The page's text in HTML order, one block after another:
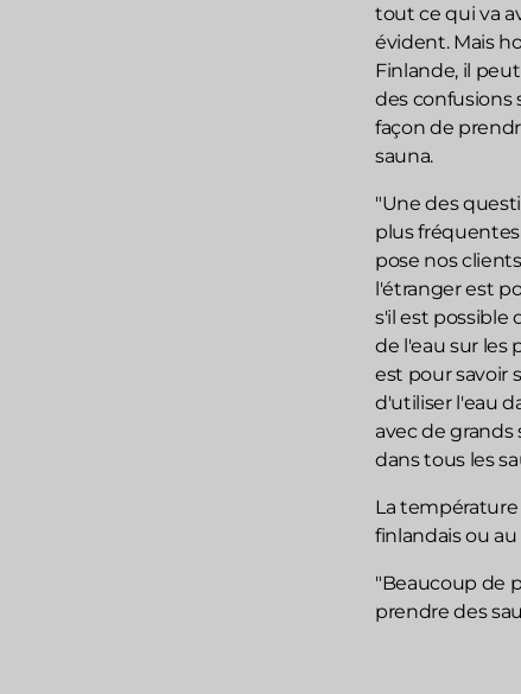
tout ce qui va
évident. Mais
Finlande, il
des confusions
façon de
sauna.
"Une des
plus
pose nos
l'étranger est
s'il est possible
de l'eau sur les
est pour savoir
d'utiliser l'eau
avec de
dans tous les
La
finlandais ou
"Beaucoup de
prendre des